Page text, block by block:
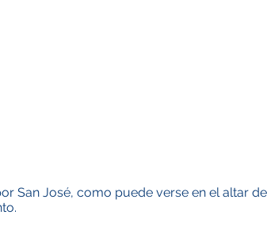
San José, como puede verse en el altar